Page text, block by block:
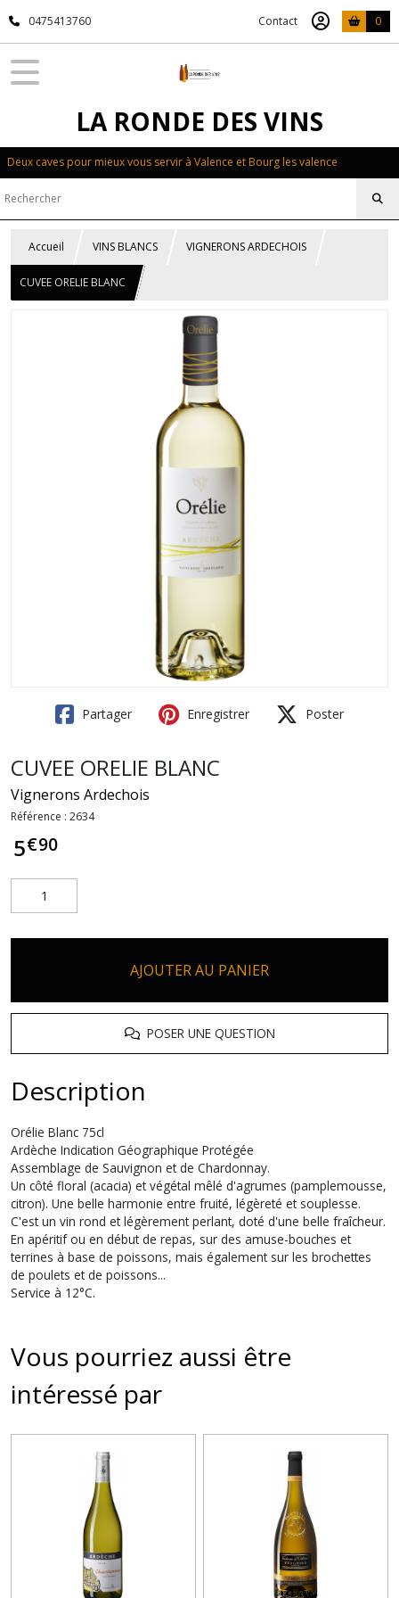
0475413760 Contact 0
LA RONDE DES VINS
Deux caves pour mieux vous servir à Valence et Bourg les valence
Accueil VINS BLANCS VIGNERONS ARDECHOIS
CUVEE ORELIE BLANC
Partager Enregistrer Poster
CUVEE ORELIE BLANC
Vignerons Ardechois
Référence : 2634
5€90
AJOUTER AU PANIER
POSER UNE QUESTION
Description
Orélie Blanc 75cl
Ardèche Indication Géographique Protégée
Assemblage de Sauvignon et de Chardonnay.
Un côté floral (acacia) et végétal mêlé d'agrumes (pamplemousse,
citron). Une belle harmonie entre fruité, légèreté et souplesse.
C'est un vin rond et légèrement perlant, doté d'une belle fraîcheur.
En apéritif ou en début de repas, sur des amuse-bouches et
terrines à base de poissons, mais également sur les brochettes
de poulets et de poissons...
Service à 12°C.
Vous pourriez aussi être
intéressé par